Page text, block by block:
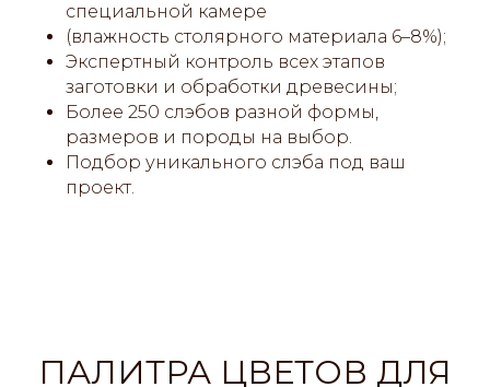
специальной камере
(влажность столярного материала 6–8%);
Экспертный контроль всех этапов
заготовки и обработки древесины;
Более 250 слэбов разной формы,
размеров и породы на выбор.
Подбор уникального слэба под ваш
проект.
ПАЛИТРА ЦВЕТОВ ДЛЯ